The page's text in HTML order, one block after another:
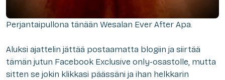
Perjantaipullona tänään Wesalan Ever After Apa.
Aluksi ajattelin jättää postaamatta blogiin ja siirtää
tämän jutun Facebook Exclusive only-osastolle, mutta
sitten se jokin klikkasi päässäni ja ihan helkkarin